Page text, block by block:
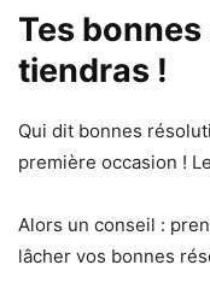
Tes
tiendras !
Qui dit bonnes
première occasion !
Alors un conseil :
lâcher vos bonnes